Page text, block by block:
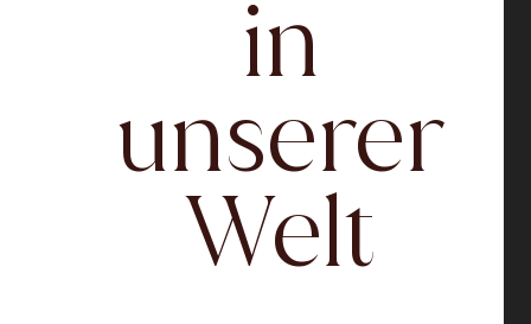
in
unserer
Welt